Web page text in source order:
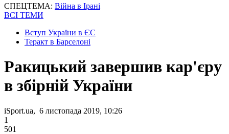
СПЕЦТЕМА: Війна в Ірані
ВСІ ТЕМИ
Вступ України в ЄС
Теракт в Барселоні
Ракицький завершив кар'єру
в збірній України
iSport.ua, 6 листопада 2019, 10:26
1
501